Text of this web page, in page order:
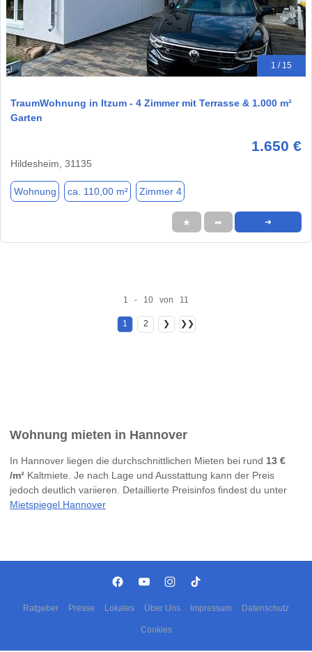
1 / 15
TraumWohnung in Itzum - 4 Zimmer mit Terrasse & 1.000 m²
Garten
1.650 €
Hildesheim, 31135
Wohnung ca. 110,00 m² Zimmer 4
★ ➦ ➜
1 - 10 von 11
1 2 ❯ ❯❯
Wohnung mieten in Hannover
In Hannover liegen die durchschnittlichen Mieten bei rund 13 €
/m² Kaltmiete. Je nach Lage und Ausstattung kann der Preis
jedoch deutlich variieren. Detaillierte Preisinfos findest du unter
Mietspiegel Hannover
Ratgeber Presse Lokales Über Uns Impressum Datenschutz
Cookies